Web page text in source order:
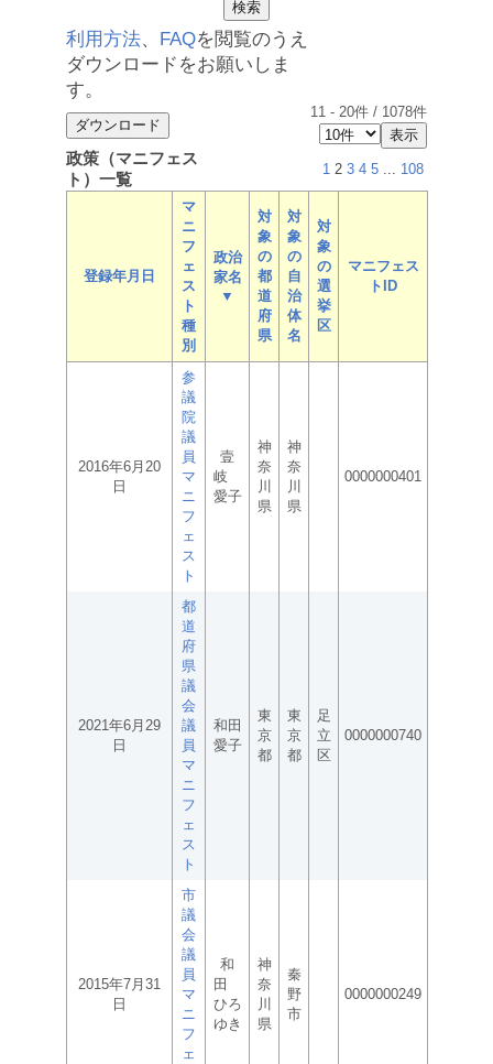
利用方法、 FAQを閲覧のうえ
ダウンロードをお願いしま
す。
11 - 20件 / 1078件
政策（マニフェス
ト）一覧
1 2 3 4 5 ... 108
登録年月日
マ
ニ
フ
ェ
ス
ト
種
別
政治
家名
▼
対
象
の
都
道
府
県
対
象
の
自
治
体
名
対
象
の
選
挙
区
マニフェス
トID
2016年6月20
日
参
議
院
議
員
マ
ニ
フ
ェ
ス
ト
壹
岐
愛子
神
奈
川
県
神
奈
川
県
0000000401
2021年6月29
日
都
道
府
県
議
会
議
員
マ
ニ
フ
ェ
ス
ト
和田
愛子
東
京
都
東
京
都
足
立
区
0000000740
2015年7月31
日
市
議
会
議
員
マ
ニ
フ
ェ
和
田
ひろ
ゆき
神
奈
川
県
秦
野
市
0000000249